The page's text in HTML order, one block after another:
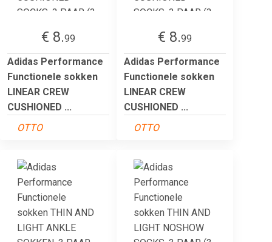
€ 8.99
Adidas Performance
Functionele sokken
LINEAR CREW
CUSHIONED ...
OTTO
€ 8.99
Adidas Performance
Functionele sokken
LINEAR CREW
CUSHIONED ...
OTTO